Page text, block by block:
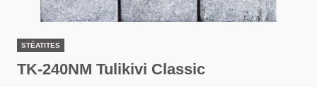
STÉATITES
TK-240NM Tulikivi Classic